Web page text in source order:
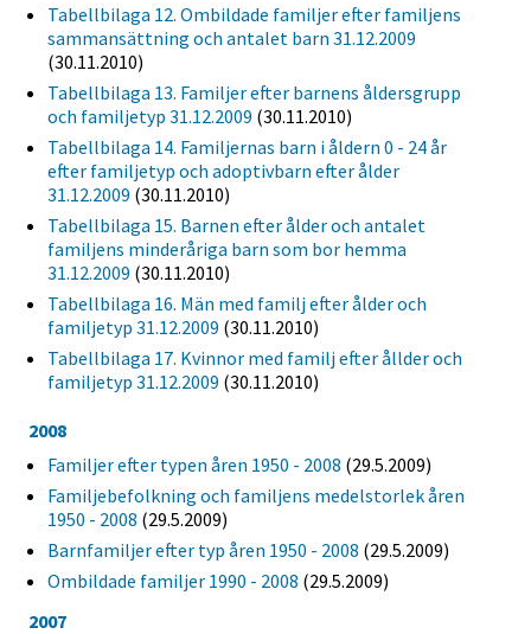
Tabellbilaga 12. Ombildade familjer efter familjens
sammansättning och antalet barn 31.12.2009
(30.11.2010)
Tabellbilaga 13. Familjer efter barnens åldersgrupp
och familjetyp 31.12.2009 (30.11.2010)
Tabellbilaga 14. Familjernas barn i åldern 0 - 24 år
efter familjetyp och adoptivbarn efter ålder
31.12.2009 (30.11.2010)
Tabellbilaga 15. Barnen efter ålder och antalet
familjens minderåriga barn som bor hemma
31.12.2009 (30.11.2010)
Tabellbilaga 16. Män med familj efter ålder och
familjetyp 31.12.2009 (30.11.2010)
Tabellbilaga 17. Kvinnor med familj efter ållder och
familjetyp 31.12.2009 (30.11.2010)
2008
Familjer efter typen åren 1950 - 2008 (29.5.2009)
Familjebefolkning och familjens medelstorlek åren
1950 - 2008 (29.5.2009)
Barnfamiljer efter typ åren 1950 - 2008 (29.5.2009)
Ombildade familjer 1990 - 2008 (29.5.2009)
2007